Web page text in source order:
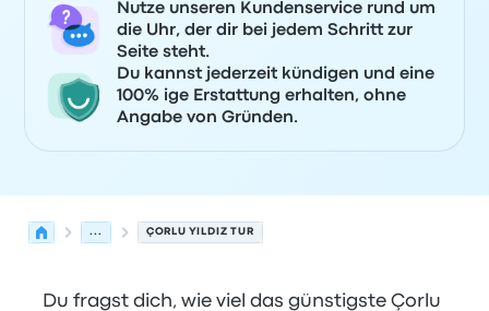
Nutze unseren Kundenservice rund um
die Uhr, der dir bei jedem Schritt zur
Seite steht.
Du kannst jederzeit kündigen und eine
100% ige Erstattung erhalten, ohne
Angabe von Gründen.
... ÇORLU YILDIZ TUR
Du fragst dich, wie viel das günstigste Çorlu